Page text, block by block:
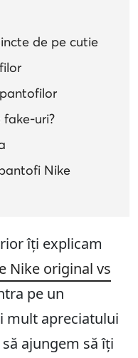
de pe cutie
uri?
Nike
îți explicam
Nike original vs
pe un
mult apreciatului
ajungem să îți